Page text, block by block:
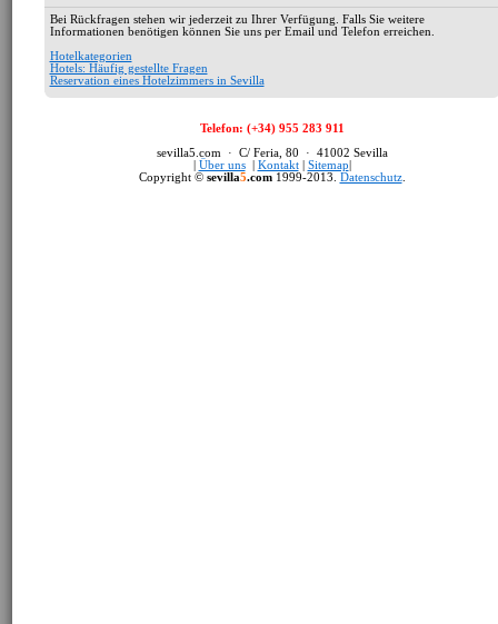
Bei Rückfragen stehen wir jederzeit zu Ihrer Verfügung. Falls Sie weitere
Informationen benötigen können Sie uns per Email und Telefon erreichen.
Hotelkategorien
Hotels: Häufig gestellte Fragen
Reservation eines Hotelzimmers in Sevilla
Telefon: (+34) 955 283 911
sevilla5.com · C/ Feria, 80 · 41002 Sevilla
Über uns| Kontakt| Sitemap
Copyright © sevilla5.com1999-2013. Datenschutz.